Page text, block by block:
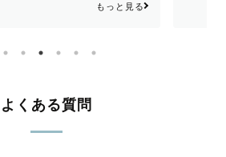
もっと見る
よくある質問